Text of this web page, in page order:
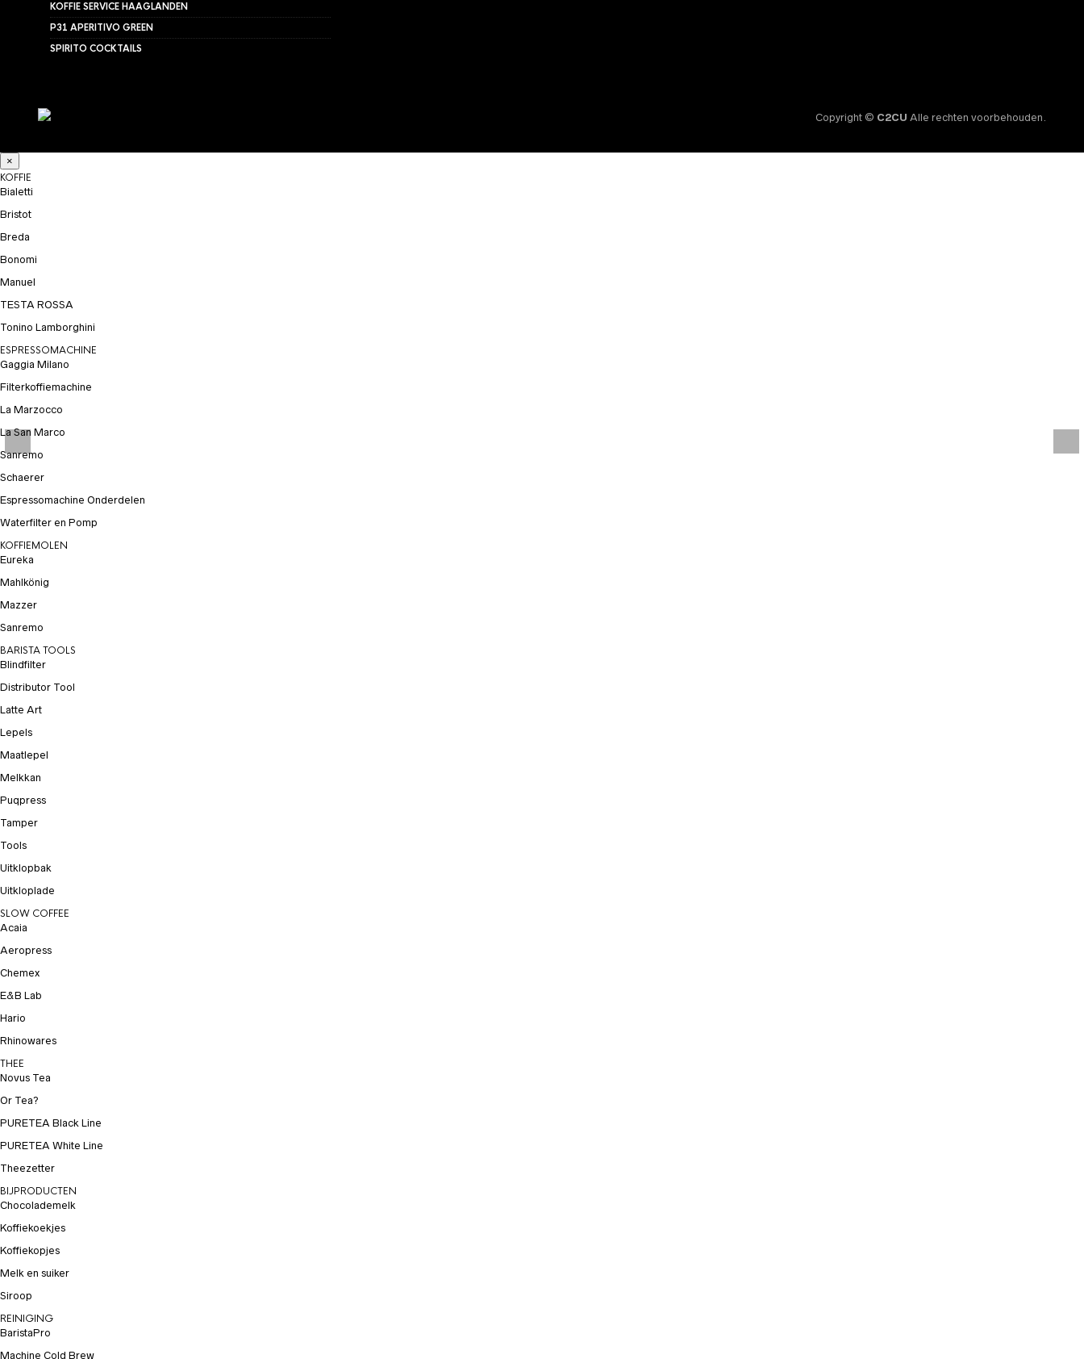
KOFFIE SERVICE HAAGLANDEN
P31 APERITIVO GREEN
SPIRITO COCKTAILS
Copyright © C2CU Alle rechten voorbehouden.
×
KOFFIE
Bialetti
Bristot
Breda
Bonomi
Manuel
TESTA ROSSA
Tonino Lamborghini
ESPRESSOMACHINE
Gaggia Milano
Filterkoffiemachine
La Marzocco
La San Marco
Sanremo
Schaerer
Espressomachine Onderdelen
Waterfilter en Pomp
KOFFIEMOLEN
Eureka
Mahlkönig
Mazzer
Sanremo
BARISTA TOOLS
Blindfilter
Distributor Tool
Latte Art
Lepels
Maatlepel
Melkkan
Puqpress
Tamper
Tools
Uitklopbak
Uitkloplade
SLOW COFFEE
Acaia
Aeropress
Chemex
E&B Lab
Hario
Rhinowares
THEE
Novus Tea
Or Tea?
PURETEA Black Line
PURETEA White Line
Theezetter
BIJPRODUCTEN
Chocolademelk
Koffiekoekjes
Koffiekopjes
Melk en suiker
Siroop
REINIGING
BaristaPro
Machine Cold Brew